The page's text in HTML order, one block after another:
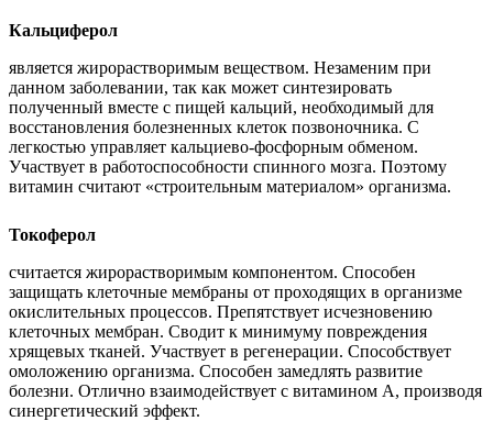
Кальциферол
является жирорастворимым веществом. Незаменим при
данном заболевании, так как может синтезировать
полученный вместе с пищей кальций, необходимый для
восстановления болезненных клеток позвоночника. С
легкостью управляет кальциево-фосфорным обменом.
Участвует в работоспособности спинного мозга. Поэтому
витамин считают «строительным материалом» организма.
Токоферол
считается жирорастворимым компонентом. Способен
защищать клеточные мембраны от проходящих в организме
окислительных процессов. Препятствует исчезновению
клеточных мембран. Сводит к минимуму повреждения
хрящевых тканей. Участвует в регенерации. Способствует
омоложению организма. Способен замедлять развитие
болезни. Отлично взаимодействует с витамином А, производя
синергетический эффект.